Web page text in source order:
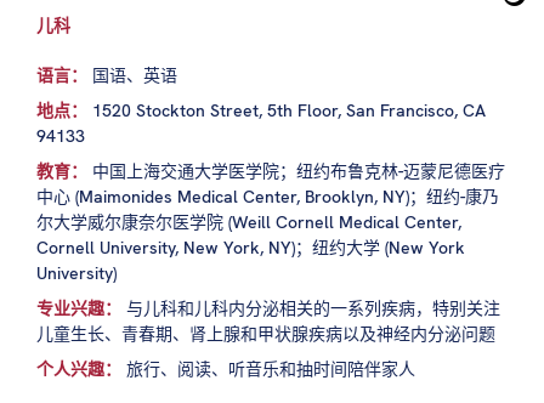
儿科
语言： 国语、英语
地点：
1520 Stockton Street, 5th Floor, San Francisco, CA
94133
教育：
中国上海交通大学医学院；纽约布鲁克林-迈蒙尼德医疗
中心 (Maimonides Medical Center, Brooklyn, NY)；纽约-康乃
尔大学威尔康奈尔医学院 (Weill Cornell Medical Center,
Cornell University, New York, NY)；纽约大学 (New York
University)
专业兴趣：
与儿科和儿科内分泌相关的一系列疾病，特别关注
儿童生长、青春期、肾上腺和甲状腺疾病以及神经内分泌问题
个人兴趣：
旅行、阅读、听音乐和抽时间陪伴家人